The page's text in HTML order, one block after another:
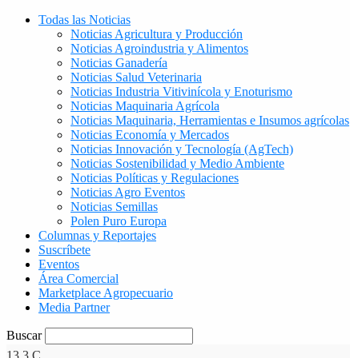
Todas las Noticias
Noticias Agricultura y Producción
Noticias Agroindustria y Alimentos
Noticias Ganadería
Noticias Salud Veterinaria
Noticias Industria Vitivinícola y Enoturismo
Noticias Maquinaria Agrícola
Noticias Maquinaria, Herramientas e Insumos agrícolas
Noticias Economía y Mercados
Noticias Innovación y Tecnología (AgTech)
Noticias Sostenibilidad y Medio Ambiente
Noticias Políticas y Regulaciones
Noticias Agro Eventos
Noticias Semillas
Polen Puro Europa
Columnas y Reportajes
Suscríbete
Eventos
Área Comercial
Marketplace Agropecuario
Media Partner
Buscar
13.3 C